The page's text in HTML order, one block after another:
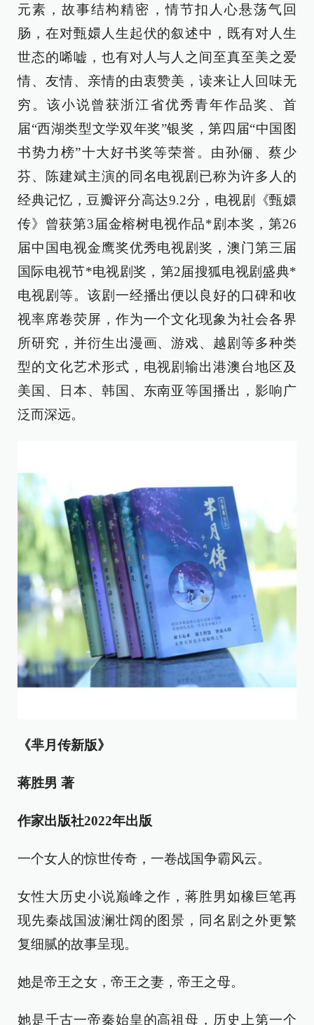
元素，故事结构精密，情节扣人心悬荡气回
肠，在对甄嬛人生起伏的叙述中，既有对人生
世态的唏嘘，也有对人与人之间至真至美之爱
情、友情、亲情的由衷赞美，读来让人回味无
穷。该小说曾获浙江省优秀青年作品奖、首
届“西湖类型文学双年奖”银奖，第四届“中国图
书势力榜”十大好书奖等荣誉。由孙俪、蔡少
芬、陈建斌主演的同名电视剧已称为许多人的
经典记忆，豆瓣评分高达9.2分，电视剧《甄嬛
传》曾获第3届金榕树电视作品*剧本奖，第26
届中国电视金鹰奖优秀电视剧奖，澳门第三届
国际电视节*电视剧奖，第2届搜狐电视剧盛典*
电视剧等。该剧一经播出便以良好的口碑和收
视率席卷荧屏，作为一个文化现象为社会各界
所研究，并衍生出漫画、游戏、越剧等多种类
型的文化艺术形式，电视剧输出港澳台地区及
美国、日本、韩国、东南亚等国播出，影响广
泛而深远。
《芈月传新版》
蒋胜男 著
作家出版社2022年出版
一个女人的惊世传奇，一卷战国争霸风云。
女性大历史小说巅峰之作，蒋胜男如橡巨笔再
现先秦战国波澜壮阔的图景，同名剧之外更繁
复细腻的故事呈现。
她是帝王之女，帝王之妻，帝王之母。
她是千古一帝秦始皇的高祖母，历史上第一个